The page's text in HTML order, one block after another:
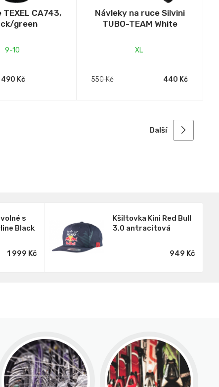
TEXEL CA743,
green
9-10
490 Kč
Návleky na ruce Silvini
TUBO-TEAM White
XL
550 Kč 440 Kč
Další
s
Black
1 999 Kč
Kšiltovka Kini Red Bull
3.0 antracitová
949 Kč